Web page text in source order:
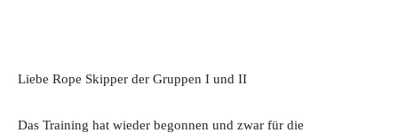
Liebe Rope Skipper der Gruppen I und II
Das Training hat wieder begonnen und zwar für die